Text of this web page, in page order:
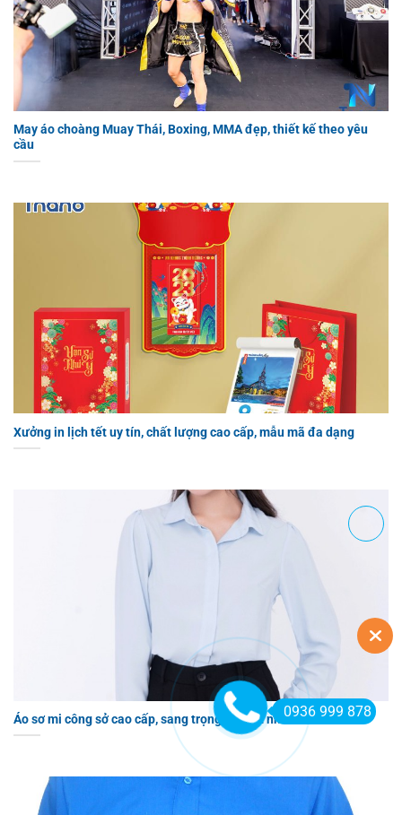
May áo choàng Muay Thái, Boxing, MMA đẹp, thiết kế theo yêu
cầu
Xưởng in lịch tết uy tín, chất lượng cao cấp, mẫu mã đa dạng
Áo sơ mi công sở cao cấp, sang trọng, giá tốt nhất 20250936 999 878